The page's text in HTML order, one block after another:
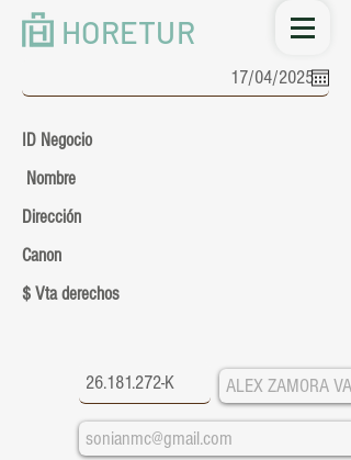
HORETUR
ID Negocio
Nombre
Dirección
Canon
$ Vta derechos